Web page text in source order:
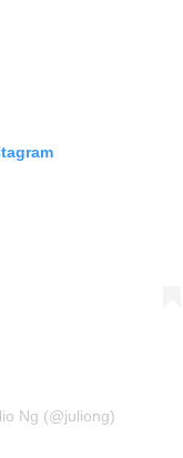
Ng (@juliong)